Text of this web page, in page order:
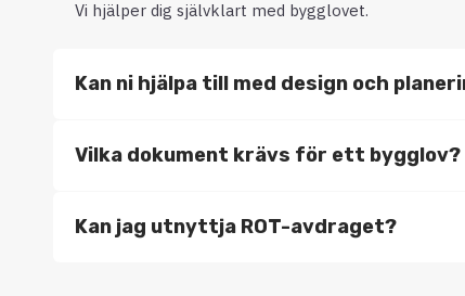
Vi hjälper dig självklart med bygglovet.
Kan ni hjälpa till med design och
Vilka dokument krävs för ett bygglov?
Kan jag utnyttja ROT-avdraget?